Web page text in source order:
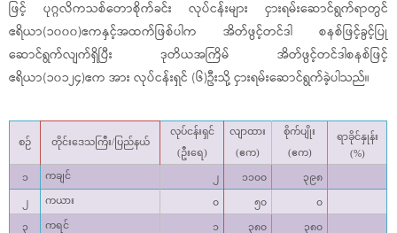
ဖြင့် ပုဂ္ဂလိကသစ်တောစိုက်ခင်း လုပ်ငန်းများ ငှားရမ်းဆောင်ရွက်ရာတွင်
ဧရိယာ(၁၀၀၀)ဧကနှင့်အထက်ဖြစ်ပါက အိတ်ဖွင့်တင်ဒါ စနစ်ဖြင့်ခွင့်ပြု
ဆောင်ရွက်လျက်ရှိပြီး ဒုတိယအကြိမ် အိတ်ဖွင့်တင်ဒါစနစ်ဖြင့်
ဧရိယာ(၁၀၁၂၄)ဧက အား လုပ်ငန်းရှင် (၆)ဦးသို့ ငှားရမ်းဆောင်ရွက်ခဲ့ပါသည်။
စဉ် တိုင်းဒေသကြီး/ပြည်နယ်
လုပ်ငန်းရှင်
(ဦးရေ)
လျာထား
(ဧက)
စိုက်ပျိုး
(ဧက)
ရာခိုင်နှုန်း
(%)
၁ ကချင် ၂ ၁၁၀၀ ၃၉၈
၂ ကယား ၀ ၅၀ ၀
၃ ကရင် ၁ ၃၈၀ ၃၈၀